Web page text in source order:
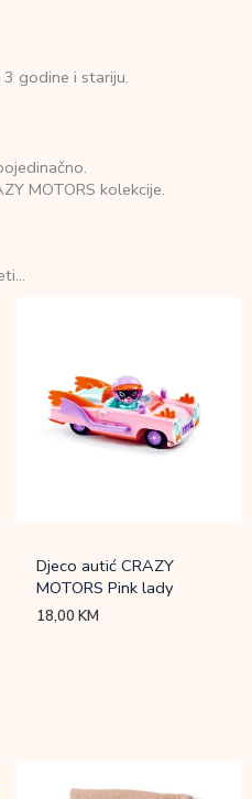
godine i stariju.
MOTORS kolekcije.
Djeco autić CRAZY
MOTORS Pink lady
18,00KM